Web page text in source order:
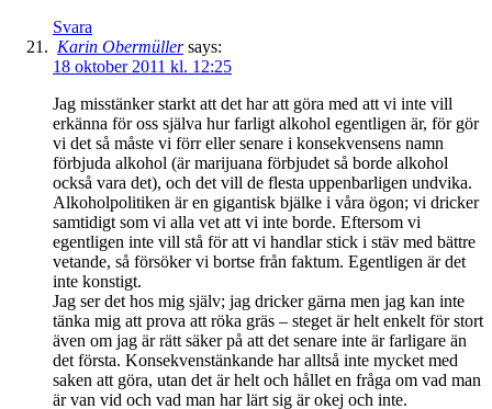
Svara
Karin Obermüller says:
18 oktober 2011 kl. 12:25
Jag misstänker starkt att det har att göra med att vi inte vill
erkänna för oss själva hur farligt alkohol egentligen är, för gör
vi det så måste vi förr eller senare i konsekvensens namn
förbjuda alkohol (är marijuana förbjudet så borde alkohol
också vara det), och det vill de flesta uppenbarligen undvika.
Alkoholpolitiken är en gigantisk bjälke i våra ögon; vi dricker
samtidigt som vi alla vet att vi inte borde. Eftersom vi
egentligen inte vill stå för att vi handlar stick i stäv med bättre
vetande, så försöker vi bortse från faktum. Egentligen är det
inte konstigt.
Jag ser det hos mig själv; jag dricker gärna men jag kan inte
tänka mig att prova att röka gräs – steget är helt enkelt för stort
även om jag är rätt säker på att det senare inte är farligare än
det första. Konsekvenstänkande har alltså inte mycket med
saken att göra, utan det är helt och hållet en fråga om vad man
är van vid och vad man har lärt sig är okej och inte.